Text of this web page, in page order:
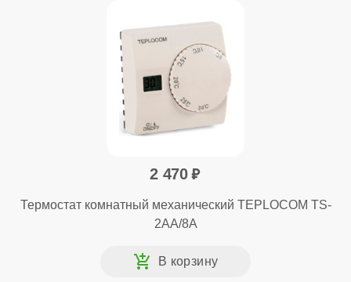
2 470
Термостат комнатный механический TEPLOCOM TS-
2AA/8A